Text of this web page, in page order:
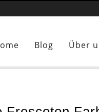
Blog Über